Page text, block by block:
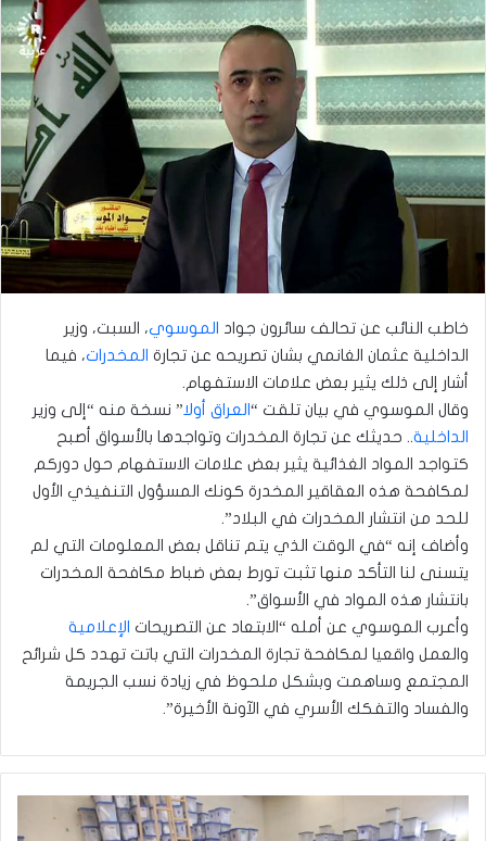
خاطب النائب عن تحالف سائرون جواد الموسوي، السبت، وزير
الداخلية عثمان الغانمي بشان تصريحه عن تجارة المخدرات، فيما
أشار إلى ذلك يثير بعض علامات الاستفهام.
وقال الموسوي في بيان تلقت “ العراق أولا” نسخة منه “إلى وزير
الداخلية.. حديثك عن تجارة المخدرات وتواجدها بالأسواق أصبح
كتواجد المواد الغذائية يثير بعض علامات الاستفهام حول دوركم
لمكافحة هذه العقاقير المخدرة كونك المسؤول التنفيذي الأول
للحد من انتشار المخدرات في البلاد”.
وأضاف إنه “في الوقت الذي يتم تناقل بعض المعلومات التي لم
يتسنى لنا التأكد منها تثبت تورط بعض ضباط مكافحة المخدرات
بانتشار هذه المواد في الأسواق”.
وأعرب الموسوي عن أمله “الابتعاد عن التصريحات الإعلامية
والعمل واقعيا لمكافحة تجارة المخدرات التي باتت تهدد كل شرائح
المجتمع وساهمت وبشكل ملحوظ في زيادة نسب الجريمة
والفساد والتفكك الأسري في الآونة الأخيرة”.
الحكومة
ومفوضية